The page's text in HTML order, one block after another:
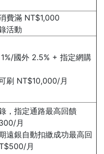
費滿 NT$1,000
活動
國外 2.5% + 指定網購
刷 NT$10,000/月
，指定通路最高回饋
月
遠銀自動扣繳成功最高回
月